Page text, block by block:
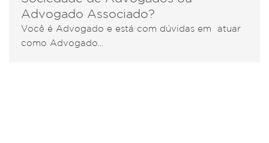
Advogado Associado?
Você é Advogado e está com dúvidas em atuar
como Advogado...